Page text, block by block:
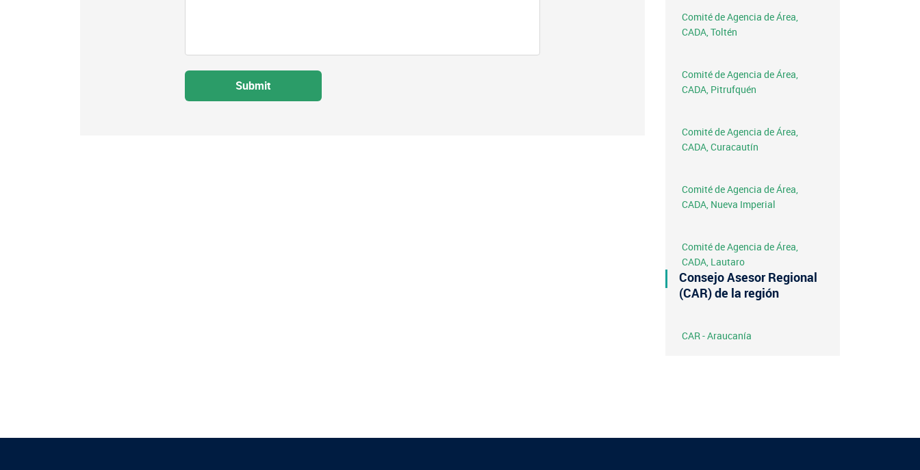
Comité de Agencia de Área,
CADA, Toltén
Comité de Agencia de Área,
CADA, Pitrufquén
Comité de Agencia de Área,
CADA, Curacautín
Comité de Agencia de Área,
CADA, Nueva Imperial
Comité de Agencia de Área,
CADA, Lautaro
Consejo Asesor Regional
(CAR) de la región
CAR - Araucanía